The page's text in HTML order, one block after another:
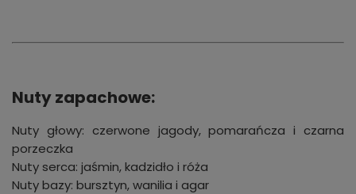
Nuty zapachowe:
Nuty głowy: czerwone jagody, pomarańcza i czarna
porzeczka
Nuty serca: jaśmin, kadzidło i róża
Nuty bazy: bursztyn, wanilia i agar